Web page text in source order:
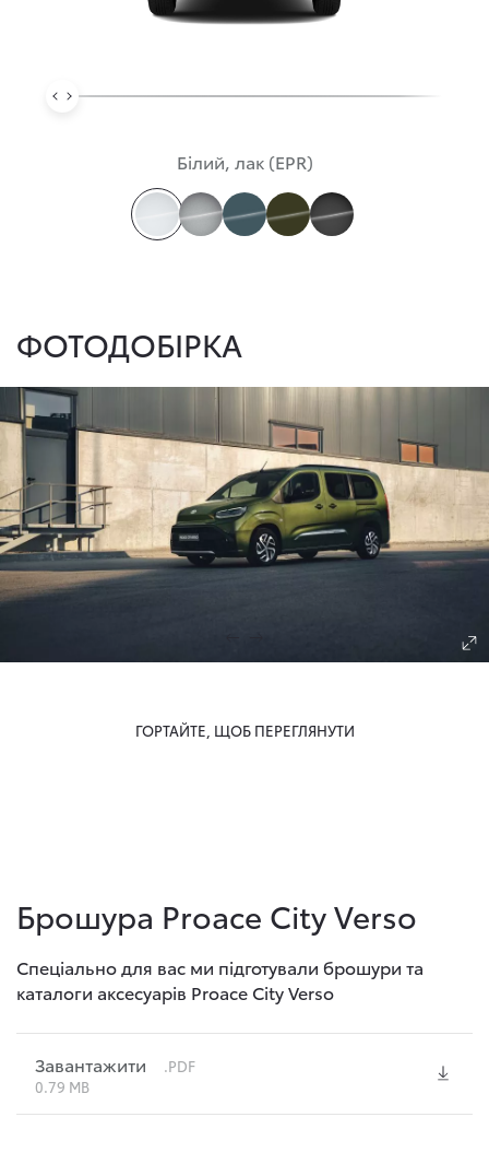
Білий, лак (EPR)
ФОТОДОБІРКА
ГОРТАЙТЕ, ЩОБ ПЕРЕГЛЯНУТИ
Брошура Proace City Verso
Спеціально для вас ми підготували брошури та
каталоги аксесуарів Proace City Verso
Завантажити
.PDF
0.79 MB